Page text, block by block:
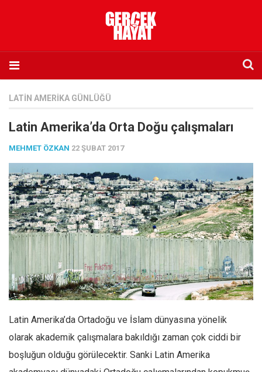
Künye
İletişim
Abone olmak istiyorum
Satış noktası listesi
Eksik sayıların temini
Sosyal Medya
Twitter
Facebook
Instagram
Editörden
Kemal Özer
LATIN AMERIKA GÜNLÜĞÜ
Latin Amerika’da Orta Doğu çalışmaları
MEHMET ÖZKAN 22 ŞUBAT 2017
Latin Amerika’da Ortadoğu ve İslam dünyasına yönelik
olarak akademik çalışmalara bakıldığı zaman çok ciddi bir
boşluğun olduğu görülecektir. Sanki Latin Amerika